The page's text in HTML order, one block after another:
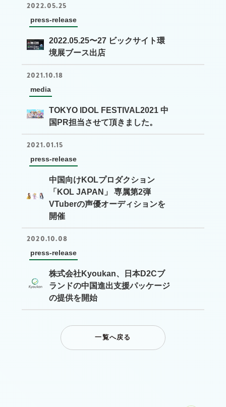
2022.05.25
press-release
2022.05.25〜27 ビックサイト環
境展ブース出店
2021.10.18
media
TOKYO IDOL FESTIVAL2021 中
国PR担当させて頂きました。
2021.01.15
press-release
中国向けKOLプロダクション
「KOL JAPAN」 専属第2弾
VTuberの声優オーディションを
開催
2020.10.08
press-release
株式会社Kyoukan、日本D2Cブ
ランドの中国進出支援パッケージ
の提供を開始
一覧へ戻る